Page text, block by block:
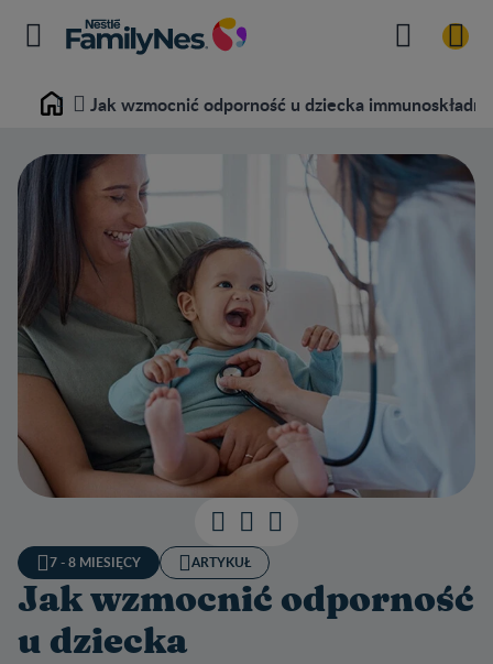
Home Jak wzmocnić odporność u dziecka
7 - 8 MIESIĘCY ARTYKUŁ
Jak wzmocnić odporność
u dziecka